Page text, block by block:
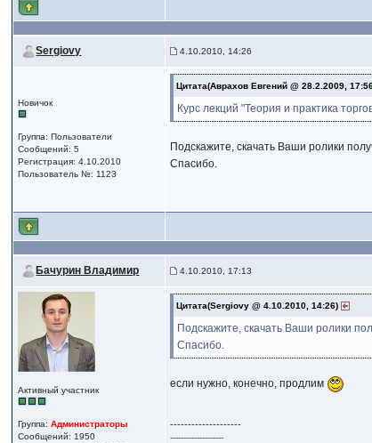
Sergiovy 4.10.2010, 14:26
Новичок
Группа: Пользователи
Сообщений: 5
Регистрация: 4.10.2010
Пользователь №: 1123
Цитата(Аврахов Евгений @ 28.2.2009,
Курс лекций "Теория и практика
Подскажите, скачать Ваши ролики
Спасибо.
Бачурин Владимир 4.10.2010, 17:13
Активный участник
Группа:Администраторы
Сообщений: 1950
Цитата(Sergiovy @ 4.10.2010, 14:26)
Подскажите, скачать Ваши ролики
Спасибо.
если нужно, конечно, продлим
--------------------
--------------------